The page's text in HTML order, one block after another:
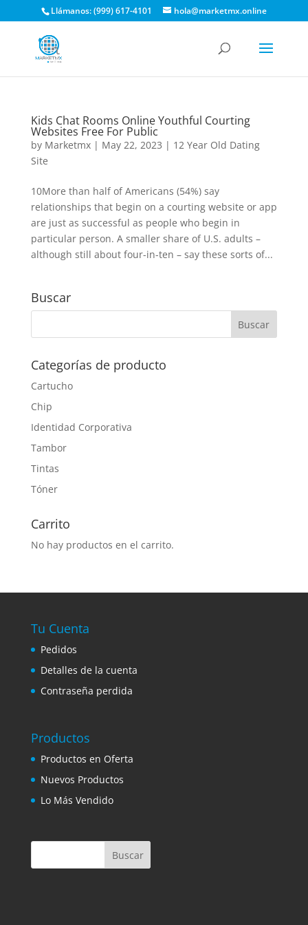
Llámanos: (999) 617-4101 hola@marketmx.online
Kids Chat Rooms Online Youthful Courting
Websites Free For Public
by Marketmx| May 22, 2023 | 12 Year Old Dating
Site
10More than half of Americans (54%) say
relationships that begin on a courting website or app
are just as successful as people who begin in
particular person. A smaller share of U.S. adults –
although still about four-in-ten – say these sorts of...
Buscar
Categorías de producto
Cartucho
Chip
Identidad Corporativa
Tambor
Tintas
Tóner
Carrito
No hay productos en el carrito.
Tu Cuenta
Pedidos
Detalles de la cuenta
Contraseña perdida
Productos
Productos en Oferta
Nuevos Productos
Lo Más Vendido